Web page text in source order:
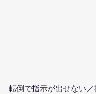
転倒で指示が出せない